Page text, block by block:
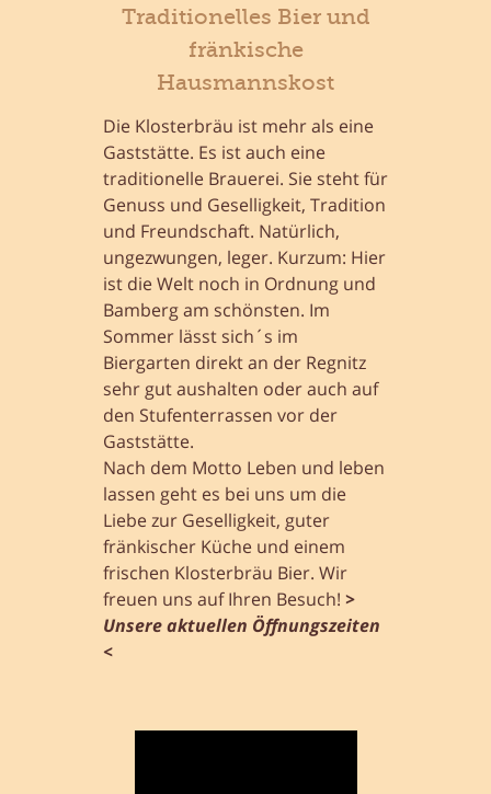
Traditionelles Bier und
fränkische
Hausmannskost
Die Klosterbräu ist mehr als eine
Gaststätte. Es ist auch eine
traditionelle Brauerei. Sie steht für
Genuss und Geselligkeit, Tradition
und Freundschaft. Natürlich,
ungezwungen, leger. Kurzum: Hier
ist die Welt noch in Ordnung und
Bamberg am schönsten. Im
Sommer lässt sich´s im
Biergarten direkt an der Regnitz
sehr gut aushalten oder auch auf
den Stufenterrassen vor der
Gaststätte.
Nach dem Motto Leben und leben
lassen geht es bei uns um die
Liebe zur Geselligkeit, guter
fränkischer Küche und einem
frischen Klosterbräu Bier. Wir
freuen uns auf Ihren Besuch! >
Unsere aktuellen Öffnungszeiten
<